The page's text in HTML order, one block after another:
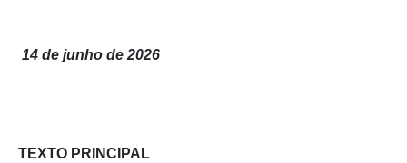
14 de junho de 2026
TEXTO PRINCIPAL